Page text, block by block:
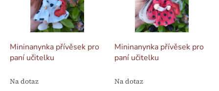
Mininanynka přívěsek pro
paní učitelku
Na dotaz
Mininanynka přívěsek pro
paní učitelku
Na dotaz